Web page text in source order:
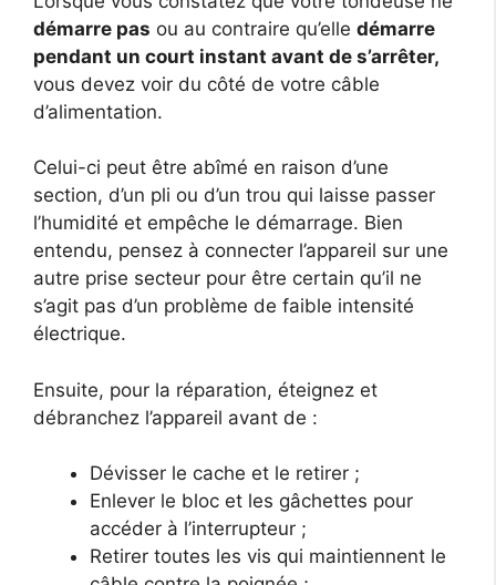
démarre pas ou au contraire qu’elle démarre
pendant un court instant avant de s’arrêter,
vous devez voir du côté de votre câble
d’alimentation.
Celui-ci peut être abîmé en raison d’une
section, d’un pli ou d’un trou qui laisse passer
l’humidité et empêche le démarrage. Bien
entendu, pensez à connecter l’appareil sur une
autre prise secteur pour être certain qu’il ne
s’agit pas d’un problème de faible intensité
électrique.
Ensuite, pour la réparation, éteignez et
débranchez l’appareil avant de :
Dévisser le cache et le retirer ;
Enlever le bloc et les gâchettes pour
accéder à l’interrupteur ;
Retirer toutes les vis qui maintiennent le